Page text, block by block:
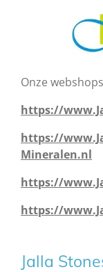
Onze
https://
https://
Mineralen.nl
https://
https://
Jalla